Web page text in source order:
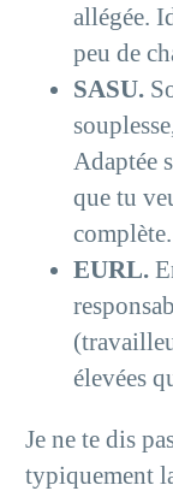
allégée.
peu de
SASU.
Adaptée
que tu
complète.
EURL.
élevées
Je ne te dis
typiquement